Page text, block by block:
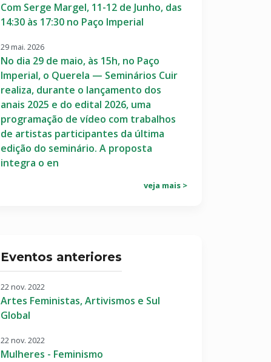
Com Serge Margel, 11-12 de Junho, das
14:30 às 17:30 no Paço Imperial
29 mai. 2026
No dia 29 de maio, às 15h, no Paço
Imperial, o Querela — Seminários Cuir
realiza, durante o lançamento dos
anais 2025 e do edital 2026, uma
programação de vídeo com trabalhos
de artistas participantes da última
edição do seminário. A proposta
integra o en
veja mais >
Eventos anteriores
22 nov. 2022
Artes Feministas, Artivismos e Sul
Global
22 nov. 2022
Mulheres - Feminismo